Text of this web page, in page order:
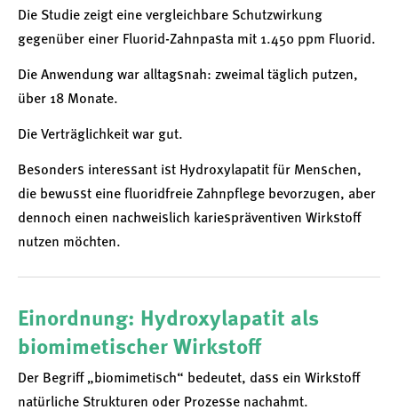
Die Studie zeigt eine vergleichbare Schutzwirkung
gegenüber einer Fluorid-Zahnpasta mit 1.450 ppm Fluorid.
Die Anwendung war alltagsnah: zweimal täglich putzen,
über 18 Monate.
Die Verträglichkeit war gut.
Besonders interessant ist Hydroxylapatit für Menschen,
die bewusst eine fluoridfreie Zahnpflege bevorzugen, aber
dennoch einen nachweislich kariespräventiven Wirkstoff
nutzen möchten.
Einordnung: Hydroxylapatit als
biomimetischer Wirkstoff
Der Begriff „biomimetisch“ bedeutet, dass ein Wirkstoff
natürliche Strukturen oder Prozesse nachahmt.